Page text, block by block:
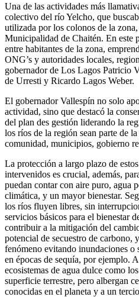
Una de las actividades más
colectivo del río Yelcho, que
utilizada por los colonos de la
Municipalidad de Chaitén. En este
entre habitantes de la zona,
ONG’s y autoridades locales,
gobernador de Los Lagos Patricio
de Urresti y Ricardo Lagos Weber.
El gobernador Vallespín no solo
actividad, sino que destacó la
del plan des gestión liderando la
los ríos de la región sean parte de
comunidad, municipios, gobierno
La protección a largo plazo de
intervenidos es crucial, además,
puedan contar con aire puro, agua
climática, y un mayor bienestar.
los ríos fluyen libres, sin
servicios básicos para el bienestar
contribuir a la mitigación del
potencial de secuestro de carbono,
fenómeno evitando inundaciones o
en épocas de sequía, por ejemplo.
ecosistemas de agua dulce como
superficie terrestre, pero albergan
conocidas en el planeta y a un